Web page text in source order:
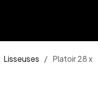
Lisseuses / Platoir 28 x